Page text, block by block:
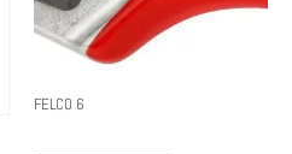
FELCO 6